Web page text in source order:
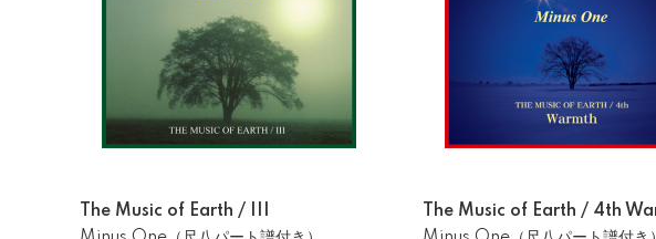
The Music of Earth / III
The Music of Earth / 4th